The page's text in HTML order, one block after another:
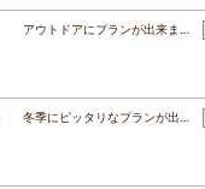
アウトドアにプランが出来ま…
冬季にピッタリなプランが出…